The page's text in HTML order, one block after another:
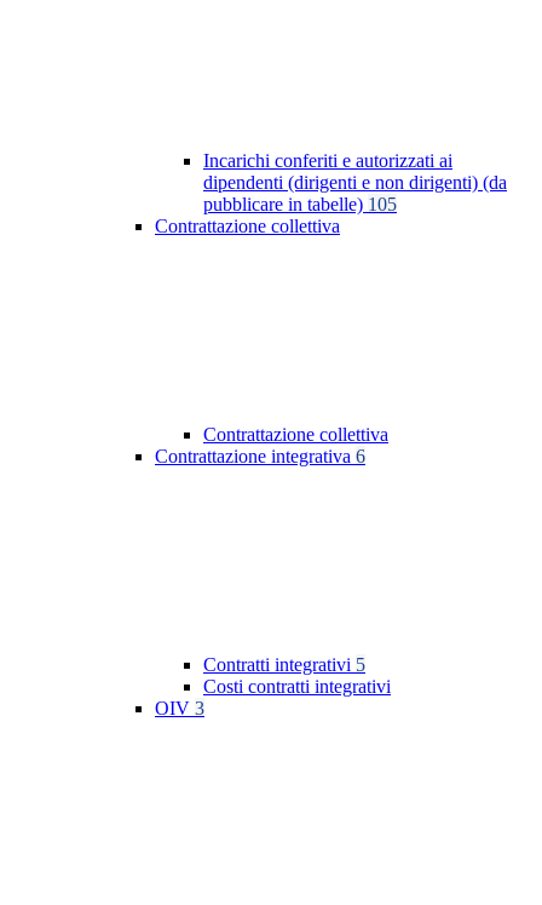
Incarichi conferiti e autorizzati ai
dipendenti (dirigenti e non dirigenti) (da
pubblicare in tabelle) 105
Contrattazione collettiva
Contrattazione collettiva
Contrattazione integrativa 6
Contratti integrativi 5
Costi contratti integrativi
OIV 3